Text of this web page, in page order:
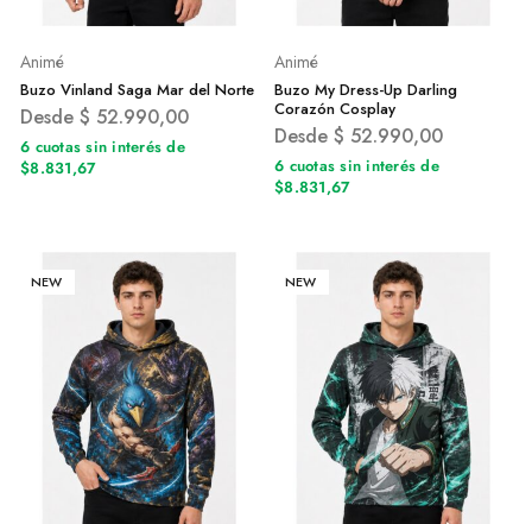
Animé
Buzo Vinland Saga Mar del Norte
Desde $ 52.990,00
6 cuotas sin interés de
$8.831,67
Animé
Buzo My Dress-Up Darling
Corazón Cosplay
Desde $ 52.990,00
6 cuotas sin interés de
$8.831,67
NEW NEW